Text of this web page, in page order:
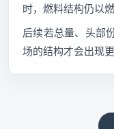
时，燃料结构仍以
后续若总量、头部
场的结构才会出现